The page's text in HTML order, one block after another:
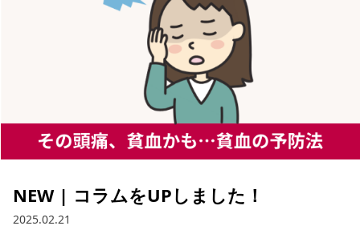
NEW | コラムをUPしました！
2025.02.21